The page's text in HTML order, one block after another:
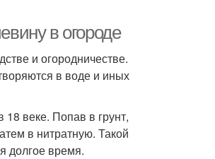
в огороде
и огородничестве.
в воде и иных
веке. Попав в грунт,
в нитратную. Такой
долгое время.